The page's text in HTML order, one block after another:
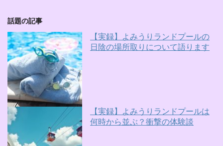
話題の記事
【実録】よみうりランドプールの
日陰の場所取りについて語ります
【実録】よみうりランドプールは
何時から並ぶ？衝撃の体験談